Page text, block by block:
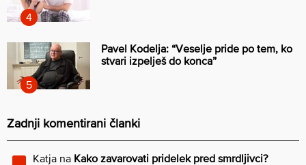
Pavel Kodelja: “Veselje pride po tem, ko
stvari izpelješ do konca”
Zadnji komentirani članki
Katja na Kako zavarovati pridelek pred smrdljivci?